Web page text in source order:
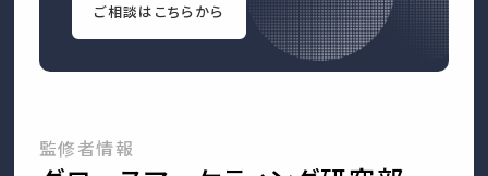
ご相談はこちらから
監修者情報